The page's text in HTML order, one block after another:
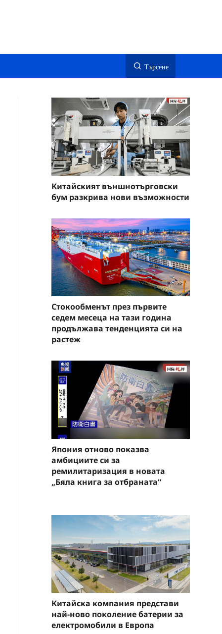
Търсене
Китайският външнотърговски
бум разкрива нови възможности
Стокообменът през първите
седем месеца на тази година
продължава тенденцията си на
растеж
Япония отново показва
амбициите си за
ремилитаризация в новата
„Бяла книга за отбраната“
Китайска компания представи
най-ново поколение батерии за
електромобили в Европа